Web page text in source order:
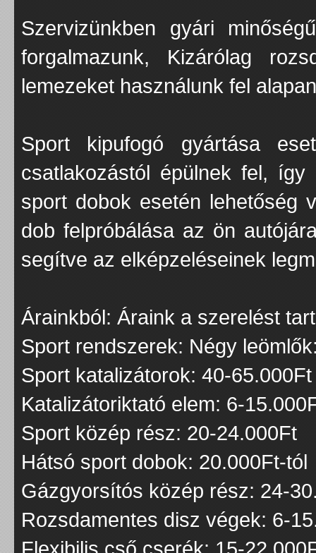
Szervizünkben gyári
forgalmazunk, Kizárólag
lemezeket használunk fel
Sport kipufogó gyártása
csatlakozástól épülnek fel,
sport dobok esetén lehetőség
dob felpróbálása az ön
segítve az elképzeléseinek
Árainkból: Áraink a szerelést
Sport rendszerek: Négy
Sport katalizátorok: 40-65.000Ft
Katalizátoriktató elem: 6-
Sport közép rész: 20-24.000Ft
Hátsó sport dobok: 20.000Ft-tól
Gázgyorsítós közép rész: 24-
Rozsdamentes disz végek: 6-